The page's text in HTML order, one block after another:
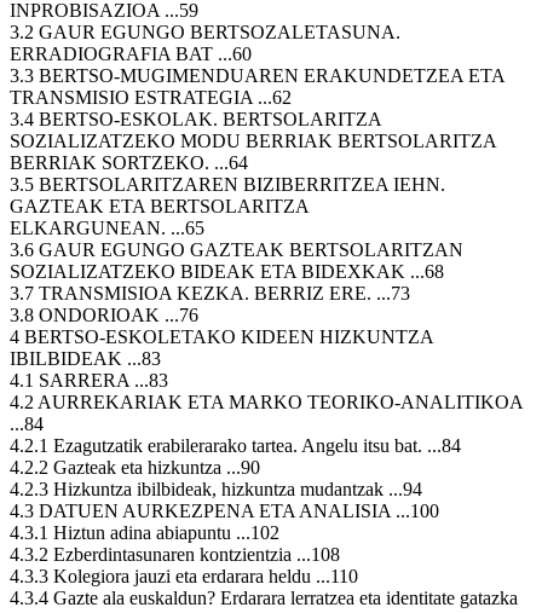
INPROBISAZIOA ...59
3.2 GAUR EGUNGO BERTSOZALETASUNA.
ERRADIOGRAFIA BAT ...60
3.3 BERTSO-MUGIMENDUAREN ERAKUNDETZEA ETA
TRANSMISIO ESTRATEGIA ...62
3.4 BERTSO-ESKOLAK. BERTSOLARITZA
SOZIALIZATZEKO MODU BERRIAK BERTSOLARITZA
BERRIAK SORTZEKO. ...64
3.5 BERTSOLARITZAREN BIZIBERRITZEA IEHN.
GAZTEAK ETA BERTSOLARITZA
ELKARGUNEAN. ...65
3.6 GAUR EGUNGO GAZTEAK BERTSOLARITZAN
SOZIALIZATZEKO BIDEAK ETA BIDEXKAK ...68
3.7 TRANSMISIOA KEZKA. BERRIZ ERE. ...73
3.8 ONDORIOAK ...76
4 BERTSO-ESKOLETAKO KIDEEN HIZKUNTZA
IBILBIDEAK ...83
4.1 SARRERA ...83
4.2 AURREKARIAK ETA MARKO TEORIKO-ANALITIKOA
...84
4.2.1 Ezagutzatik erabilerarako tartea. Angelu itsu bat. ...84
4.2.2 Gazteak eta hizkuntza ...90
4.2.3 Hizkuntza ibilbideak, hizkuntza mudantzak ...94
4.3 DATUEN AURKEZPENA ETA ANALISIA ...100
4.3.1 Hiztun adina abiapuntu ...102
4.3.2 Ezberdintasunaren kontzientzia ...108
4.3.3 Kolegiora jauzi eta erdarara heldu ...110
4.3.4 Gazte ala euskaldun? Erdarara lerratzea eta identitate gatazka